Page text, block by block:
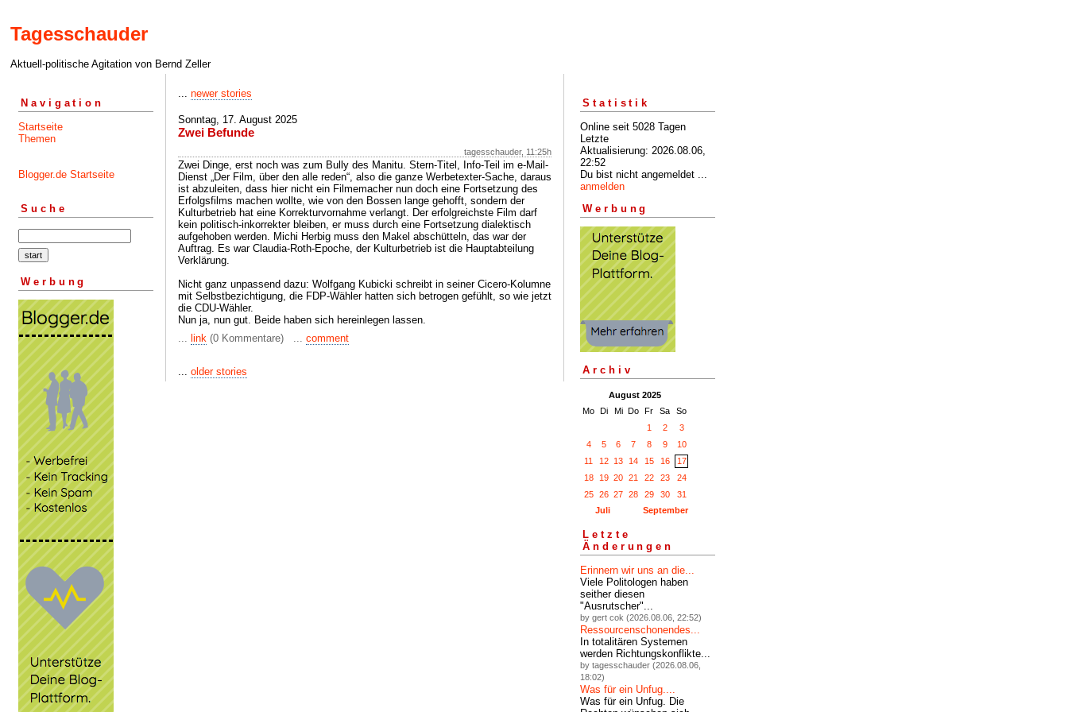
Tagesschauder
Aktuell-politische Agitation von Bernd Zeller
Navigation
Startseite
Themen
Blogger.de Startseite
Suche
Werbung
... newer stories
Sonntag, 17. August 2025
Zwei Befunde
tagesschauder, 11:25h
Zwei Dinge, erst noch was zum Bully des Manitu. Stern-Titel, Info-Teil im e-Mail-
Dienst „Der Film, über den alle reden“, also die ganze Werbetexter-Sache, daraus
ist abzuleiten, dass hier nicht ein Filmemacher nun doch eine Fortsetzung des
Erfolgsfilms machen wollte, wie von den Bossen lange gehofft, sondern der
Kulturbetrieb hat eine Korrekturvornahme verlangt. Der erfolgreichste Film darf
kein politisch-inkorrekter bleiben, er muss durch eine Fortsetzung dialektisch
aufgehoben werden. Michi Herbig muss den Makel abschütteln, das war der
Auftrag. Es war Claudia-Roth-Epoche, der Kulturbetrieb ist die Hauptabteilung
Verklärung.
Nicht ganz unpassend dazu: Wolfgang Kubicki schreibt in seiner Cicero-Kolumne
mit Selbstbezichtigung, die FDP-Wähler hatten sich betrogen gefühlt, so wie jetzt
die CDU-Wähler.
Nun ja, nun gut. Beide haben sich hereinlegen lassen.
... link (0 Kommentare) ... comment
... older stories
Statistik
Online seit 5028 Tagen
Letzte
Aktualisierung: 2026.08.06,
22:52
Du bist nicht angemeldet ...
anmelden
Werbung
Archiv
August 2025
Mo Di Mi Do Fr Sa
So
1
2
3
4
5 6 7 8 9
10
11
12 13 14 15 16
17
18
19 20 21 22 23
24
25
26 27 28 29 30
31
Juli
September
Letzte
Änderungen
Erinnern wir uns an die...
Viele Politologen haben
seither diesen
"Ausrutscher"...
by gert cok (2026.08.06, 22:52)
Ressourcenschonendes...
In totalitären Systemen
werden Richtungskonflikte...
by tagesschauder (2026.08.06,
18:02)
Was für ein Unfug....
Was für ein Unfug. Die